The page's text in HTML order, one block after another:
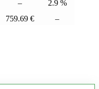
–
2.9 %
759.69 € –